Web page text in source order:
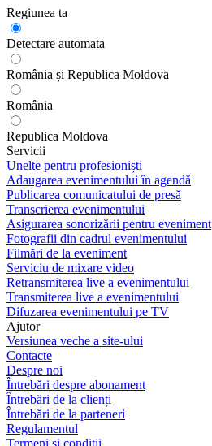
Regiunea ta
Detectare automata
România și Republica Moldova
România
Republica Moldova
Servicii
Unelte pentru profesioniști
Adaugarea evenimentului în agendă
Publicarea comunicatului de presă
Transcrierea evenimentului
Asigurarea sonorizării pentru eveniment
Fotografii din cadrul evenimentului
Filmări de la eveniment
Serviciu de mixare video
Retransmiterea live a evenimentului
Transmiterea live a evenimentului
Difuzarea evenimentului pe TV
Ajutor
Versiunea veche a site-ului
Contacte
Despre noi
Întrebări despre abonament
Întrebări de la clienți
Întrebări de la parteneri
Regulamentul
Termeni și condiții